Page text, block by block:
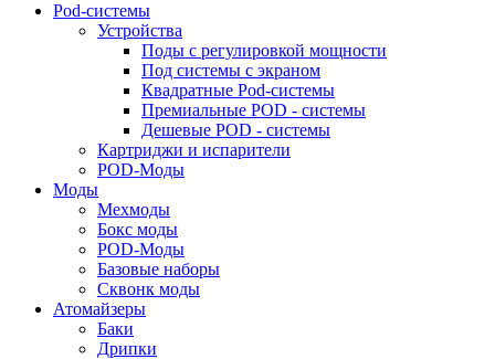
Pod-системы
Устройства
Поды с регулировкой мощности
Под системы с экраном
Квадратные Pod-системы
Премиальные POD - системы
Дешевые POD - системы
Картриджи и испарители
POD-Моды
Моды
Мехмоды
Бокс моды
POD-Моды
Базовые наборы
Сквонк моды
Атомайзеры
Баки
Дрипки